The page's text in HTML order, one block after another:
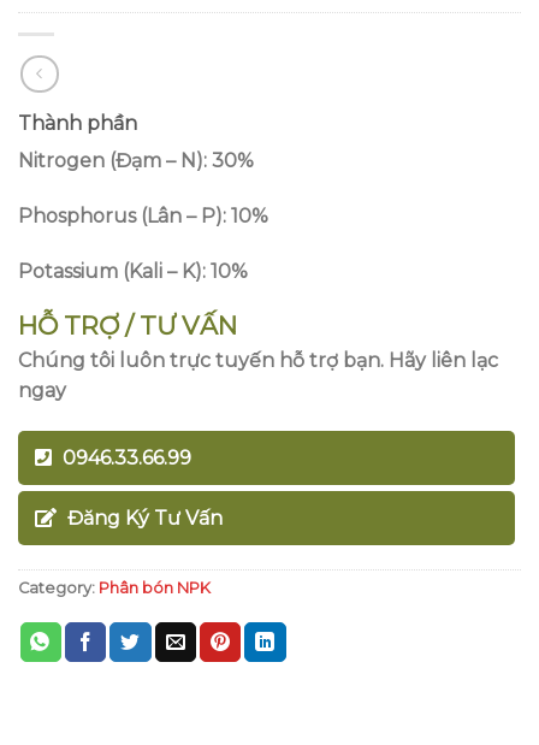
Thành phần
Nitrogen (Đạm – N): 30%
Phosphorus (Lân – P): 10%
Potassium (Kali – K): 10%
HỖ TRỢ / TƯ VẤN
Chúng tôi luôn trực tuyến hỗ trợ bạn. Hãy liên lạc
ngay
0946.33.66.99
Đăng Ký Tư Vấn
Category: Phân bón NPK